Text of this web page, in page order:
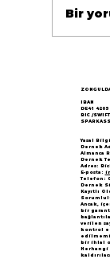
Bir
IBAN
DE41
BIC /
Yasal
Dernek
Almanca
Dernek
Adres:
E-posta:
Telefon:
Dernek
Kayıtlı
Ancak,
bir
verilen
kontrol
bir ihlal